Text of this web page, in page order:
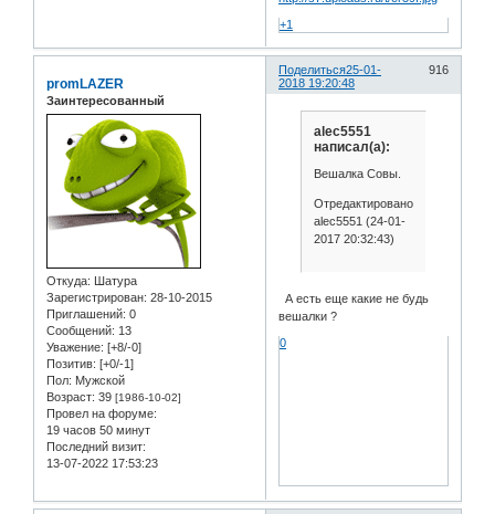
+1
Поделиться 916
25-01-
2018 19:20:48
promLAZER
Заинтересованный
Откуда: Шатура
Зарегистрирован: 28-10-2015
Приглашений: 0
Сообщений: 13
Уважение: [+8/-0]
Позитив: [+0/-1]
Пол: Мужской
Возраст: 39 [1986-10-02]
Провел на форуме:
19 часов 50 минут
Последний визит:
13-07-2022 17:53:23
alec5551
написал(а):
Вешалка Совы.
Отредактировано
alec5551 (24-01-
2017 20:32:43)
А есть еще какие не будь
вешалки ?
0